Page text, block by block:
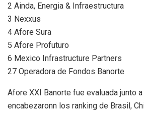
2 Ainda, Energia & Infraestructura
3 Nexxus
4 Afore Sura
5 Afore Profuturo
6 Mexico Infrastructure Partners
27 Operadora de Fondos Banorte
Afore XXI Banorte fue evaluada junto
encabezaronn los ranking de Brasil,